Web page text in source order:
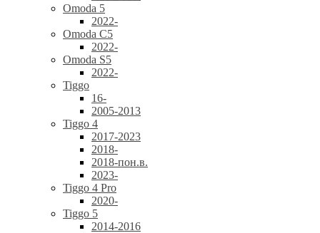
Omoda 5
2022-
Omoda C5
2022-
Omoda S5
2022-
Tiggo
16-
2005-2013
Tiggo 4
2017-2023
2018-
2018-пон.в.
2023-
Tiggo 4 Pro
2020-
Tiggo 5
2014-2016